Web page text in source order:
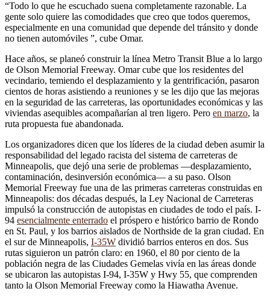
“Todo lo que he escuchado suena completamente razonable. La
gente solo quiere las comodidades que creo que todos queremos,
especialmente en una comunidad que depende del tránsito y donde
no tienen automóviles ”, cube Omar.
Hace años, se planeó construir la línea Metro Transit Blue a lo largo
de Olson Memorial Freeway. Omar cube que los residentes del
vecindario, temiendo el desplazamiento y la gentrificación, pasaron
cientos de horas asistiendo a reuniones y se les dijo que las mejoras
en la seguridad de las carreteras, las oportunidades económicas y las
viviendas asequibles acompañarían al tren ligero. Pero en marzo, la
ruta propuesta fue abandonada.
Los organizadores dicen que los líderes de la ciudad deben asumir la
responsabilidad del legado racista del sistema de carreteras de
Minneapolis, que dejó una serie de problemas —desplazamiento,
contaminación, desinversión económica— a su paso. Olson
Memorial Freeway fue una de las primeras carreteras construidas en
Minneapolis: dos décadas después, la Ley Nacional de Carreteras
impulsó la construcción de autopistas en ciudades de todo el país. I-
94 esencialmente enterrado el próspero e histórico barrio de Rondo
en St. Paul, y los barrios aislados de Northside de la gran ciudad. En
el sur de Minneapolis, I-35W dividió barrios enteros en dos. Sus
rutas siguieron un patrón claro: en 1960, el 80 por ciento de la
población negra de las Ciudades Gemelas vivía en las áreas donde
se ubicaron las autopistas I-94, I-35W y Hwy 55, que comprenden
tanto la Olson Memorial Freeway como la Hiawatha Avenue.